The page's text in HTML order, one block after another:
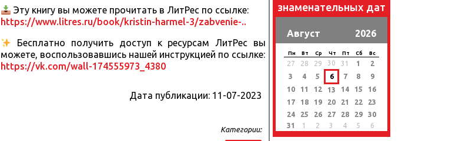
Эту книгу вы можете прочитать в ЛитРес по ссылке:
https://www.litres.ru/book/kristin-harmel-3/zabvenie-..
Бесплатно получить доступ к ресурсам ЛитРес вы
можете, воспользовавшись нашей инструкцией по ссылке:
https://vk.com/wall-174555973_4380
Дата публикации: 11-07-2023
Категории:
знаменательных дат
Август 2026
Пн Вт Ср Чт Пт Сб Вс
27 28 29 30 31 1
2
3
4 5 6 7 8
9
10
11 12 13 14 15
16
17
18 19 20 21 22
23
24
25 26 27 28 29
30
31
1 2 3 4 5 6